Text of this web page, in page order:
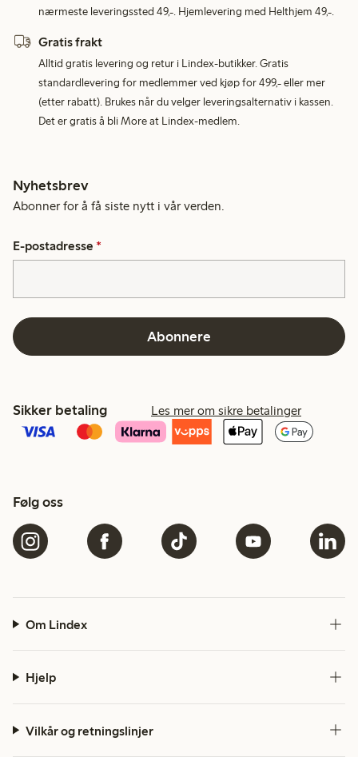
nærmeste leveringssted 49,-. Hjemlevering med Helthjem 49,-.
Gratis frakt
Alltid gratis levering og retur i Lindex-butikker. Gratis
standardlevering for medlemmer ved kjøp for 499,- eller mer
(etter rabatt). Brukes når du velger leveringsalternativ i kassen.
Det er gratis å bli More at Lindex-medlem.
Nyhetsbrev
Abonner for å få siste nytt i vår verden.
E-postadresse *
Abonnere
Sikker betaling Les mer om sikre betalinger
Følg oss
Om Lindex
Hjelp
Vilkår og retningslinjer